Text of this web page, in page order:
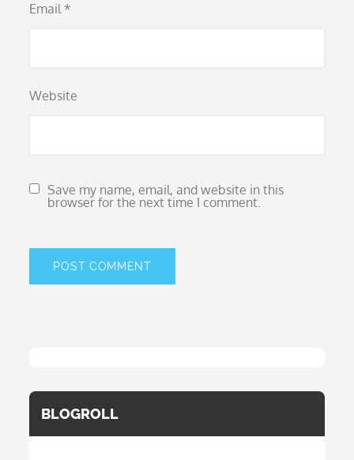
Email *
Website
Save my name, email, and website in this
browser for the next time I comment.
BLOGROLL